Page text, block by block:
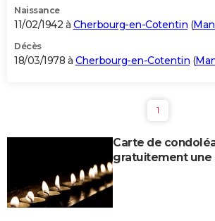
Naissance
11/02/1942 à Cherbourg-en-Cotentin (
Décès
18/03/1978 à Cherbourg-en-Cotentin (
1
Carte de
gratuitement une